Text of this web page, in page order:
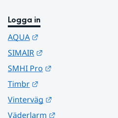
Logga in
AQUA
SIMAIR
SMHI Pro
Timbr
Vinterväg
Väderlarm